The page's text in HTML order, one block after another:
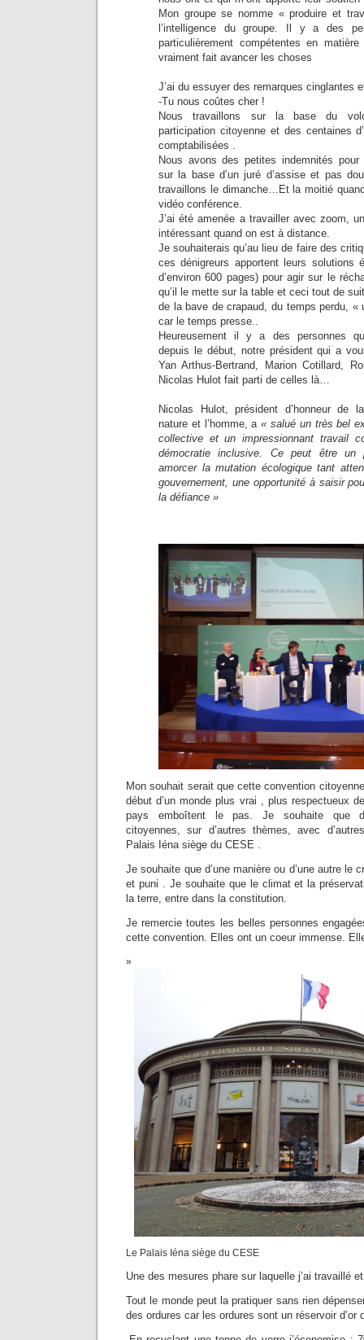
Mon groupe se nomme « produire et
l’intelligence du groupe. Il y a des
particulièrement compétentes en matière
vraiment fait avancer les choses
J’ai du essuyer des remarques cinglantes
-Tu nous coûtes cher !
Nous travaillons sur la base du
participation citoyenne et des centaines
comptabilisées .
Nous avons des petites indemnités pour
sur la base d’un juré d’assise et pas
travaillons le dimanche…Et la moitié
vidéo conférence.
J’ai été amenée a travailler avec zoom,
intéressant quand on est à distance.
Je souhaiterais qu’au lieu de faire des
ces dénigreurs apportent leurs solutions
d’environ 600 pages) pour agir sur le
qu’il le mette sur la table et ceci tout de
de la bave de crapaud, du temps perdu, «
car le temps presse..
Heureusement il y a des personnes
depuis le début, notre président qui a
Yan Arthus-Bertrand, Marion Cotillard,
Nicolas Hulot fait parti de celles là…
Nicolas Hulot, président d’honneur de
nature et l’homme, a« salué un très bel
collective et un impressionnant travail
démocratie inclusive. Ce peut être un
amorcer la mutation écologique tant
gouvernement, une opportunité à saisir
la défiance »
Mon souhait serait que cette convention
début d’un monde plus vrai , plus respectueux
pays emboîtent le pas. Je souhaite que
citoyennes, sur d’autres thèmes, avec
Palais Iéna siège du CESE .
Je souhaite que d’une manière ou d’une autre le
et puni . Je souhaite que le climat et la
la terre, entre dans la constitution.
Je remercie toutes les belles personnes
cette convention. Elles ont un coeur immense.
Le Palais Iéna siège du CESE
Une des mesures phare sur laquelle j’ai travaillé
Tout le monde peut la pratiquer sans rien
des ordures car les ordures sont un réservoir d’or